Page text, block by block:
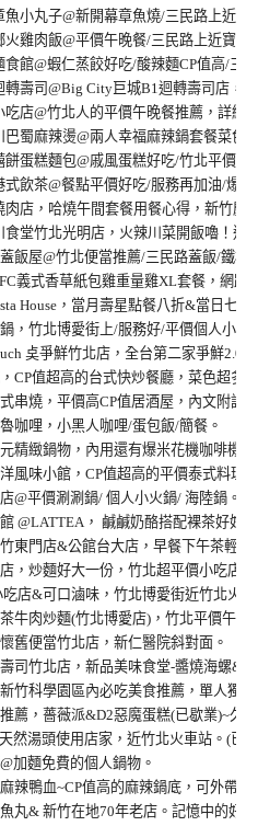
魚小丸子@新開幕章魚燒/三民路上近新
火雞肉飯@平價午晚餐/三民路上近寶雅
食館@蝦仁蒸餃好吃/酸辣麵CP值高/三
轉壽司@Big City巨城B1迴轉壽司店，
吃店@竹北人的平價午晚餐推薦，詳細
巴蜀麻辣燙@兩人幸福麻辣鍋套餐菜
餅蛋糕麵包@戚風蛋糕好吃/竹北平價高
式飲茶@餐點平價好吃/服務再加油/爆
肉店，哈燒午間套餐用餐心得，新竹慶
食堂竹北光明店，火辣川菜開飯嚕！
飯屋@竹北便當推薦/三民路蓋飯/鐵板
義式香草紙包雞重量雞XL套餐，網路
House，當月壽星點餐八折&當日七
，竹北博愛街上/服務好/平價個人小火
奌爭鮮竹北店，全台第二家爭鮮2.0
CP值超高的台式快炒餐廳，菜色超多
串燒，平價高CP值居酒屋，內文附詳
咖哩，小黑人咖哩/蛋包飯/簡餐。
精緻鍋物，內用還有爆米花機咖啡機
風味小館，CP值超高的平價泰式料理
@平價涮涮鍋/ 個人小火鍋/ 海陸鍋。(
@LATTEA， 鹹鹹奶酪搭配裸茶好好
東門店&公館台大店，早餐下午茶輕食
，炒麵好大一份，竹北超平價小吃店
店&可口滷味，竹北博愛街近竹北火
牛肉炒麵(竹北博愛店)，竹北平價午晚
舊便當竹北店，新仁醫院斜對面。
司竹北店，新品美味食堂-醬燒海螺&
竹科學園區內必吃美食推薦，單人獨
薦，薔薇派&D2惡魔蛋糕(已歇業)~久
然湯頭使用店家，近竹北火車站。(已
加麵免費的個人鍋物。
辣鴨血~CP值高的麻辣鍋底，可外帶
丸& 新竹在地70年老店。記憶中的好